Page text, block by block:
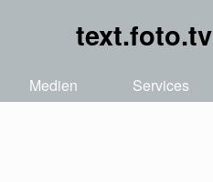
text.foto.tv
Medien Services